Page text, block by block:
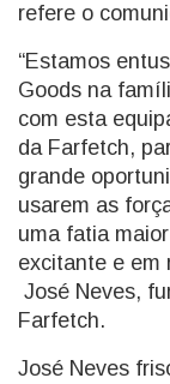
refere o
“Estamos
Goods na
com esta
da Farfetch,
grande
usarem as
uma fatia
excitante e em
José Neves,
Farfetch.
José Neves